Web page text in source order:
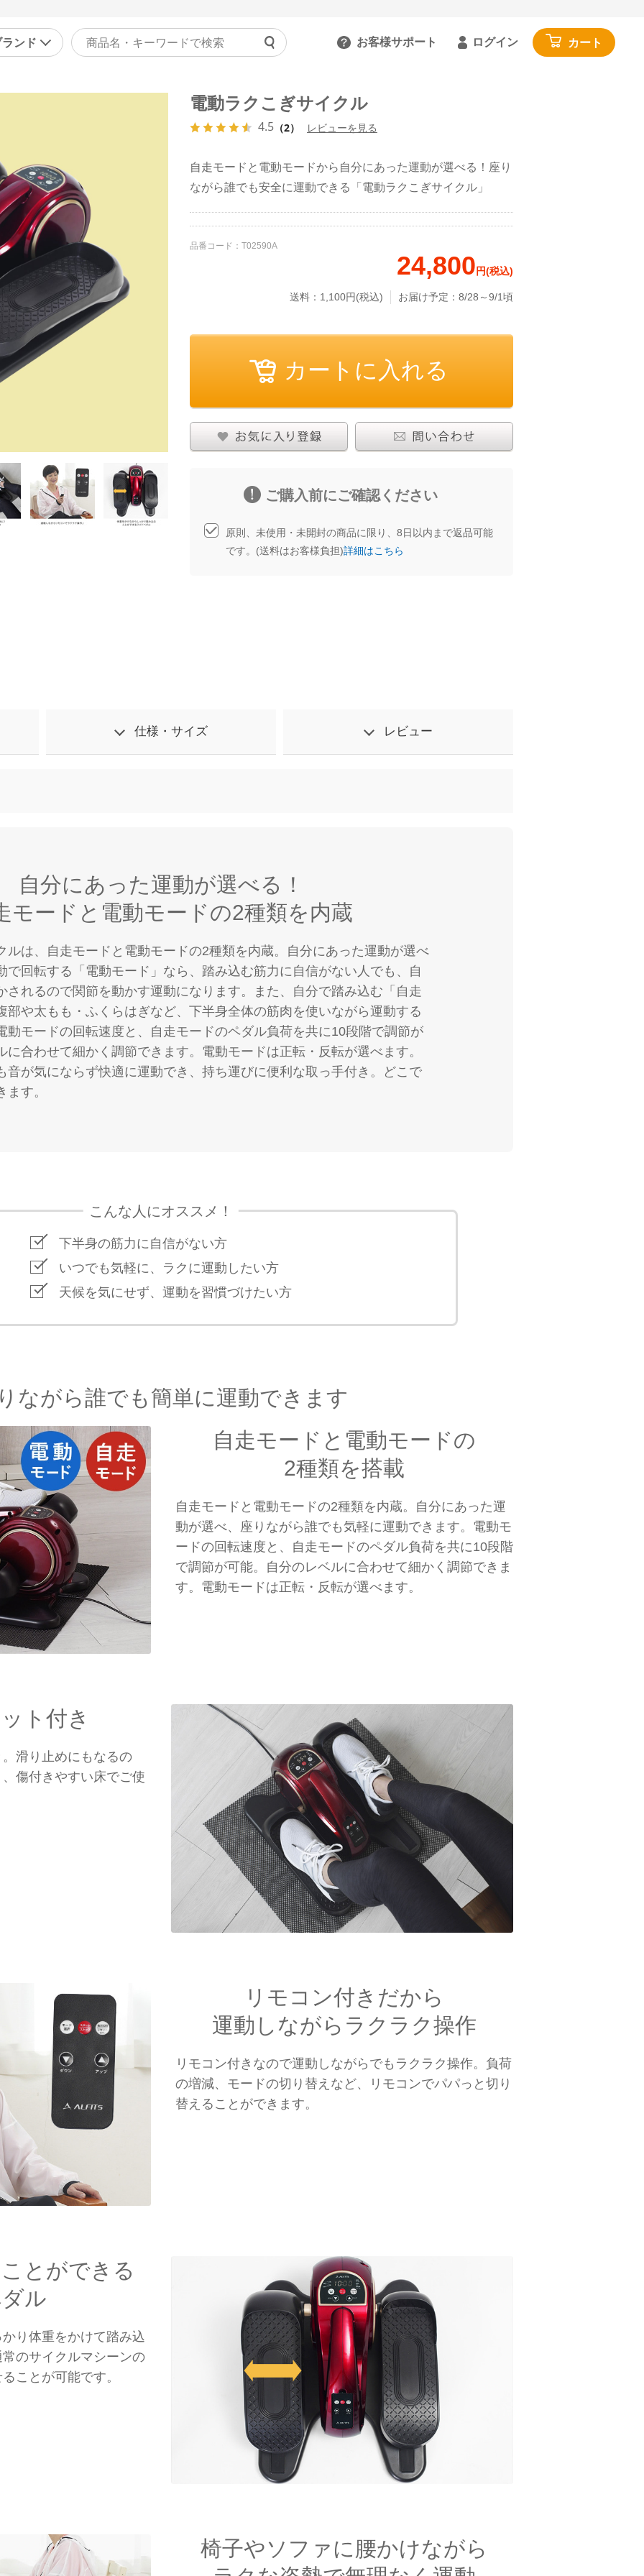
ンド お客様サポート
ご利用ガイドを見る
問い合わせる
ログイン カート
着
食品・サプリ
マッサージ機器・健康器具
マッサージャー
健康器具・健康グッズ
その他
アウトドア・レジャー
その他
布団・毛布
マットレス・敷きパッド
家具・収納
電動ラクこぎサイクル
4.5 （2） レビューを見る
自走モードと電動モードから自分にあった運動が選べる！座り
ながら誰でも安全に運動できる「電動ラクこぎサイクル」
品番コード： T02590A
24,800 円(税込)
送料：1,100円(税込) お届け予定：8/28～9/1頃
商品について問い合わせる
ご購入前にご確認ください
原則、未使用・未開封の商品に限り、8日以内まで返品可能
です。(送料はお客様負担)詳細はこちら
仕様・サイズ レビュー
自分にあった運動が選べる！
モードと電動モードの2種類を内蔵
ルは、自走モードと電動モードの2種類を内蔵。自分にあった運動が選べ
で回転する「電動モード」なら、踏み込む筋力に自信がない人でも、自
されるので関節を動かす運動になります。また、自分で踏み込む「自走
部や太もも・ふくらはぎなど、下半身全体の筋肉を使いながら運動する
動モードの回転速度と、自走モードのペダル負荷を共に10段階で調節が
に合わせて細かく調節できます。電動モードは正転・反転が選べます。
音が気にならず快適に運動でき、持ち運びに便利な取っ手付き。どこで
す。
こんな人にオススメ！
下半身の筋力に自信がない方
いつでも気軽に、ラクに運動したい方
天候を気にせず、運動を習慣づけたい方
ながら誰でも簡単に運動できます
自走モードと電動モードの
2種類を搭載
自走モードと電動モードの2種類を内蔵。自分にあった運
動が選べ、座りながら誰でも気軽に運動できます。電動モ
ードの回転速度と、自走モードのペダル負荷を共に10段階
で調節が可能。自分のレベルに合わせて細かく調節できま
す。電動モードは正転・反転が選べます。
ト付き
滑り止めにもなるの
傷付きやすい床でご使
リモコン付きだから
運動しながらラクラク操作
リモコン付きなので運動しながらでもラクラク操作。負荷
の増減、モードの切り替えなど、リモコンでパパっと切り
替えることができます。
とができる
ル
り体重をかけて踏み込
のサイクルマシーンの
ことが可能です。
椅子やソファに腰かけながら